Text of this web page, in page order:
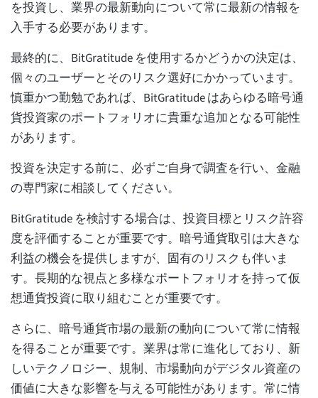
を投資し、業界の最新動向について常に最新の情報を
入手する必要があります。
最終的に、BitGratitude を使用するかどうかの決定は、
個々のユーザーとそのリスク選好にかかっています。
慎重かつ勤勉であれば、BitGratitude はあらゆる暗号通
貨投資家のポートフォリオに貴重な追加となる可能性
があります。
投資を決定する前に、必ずご自身で調査を行い、金融
の専門家に相談してください。
BitGratitude を検討する場合は、投資目標とリスク許容
度を評価することが重要です。暗号通貨取引は大きな
利益の機会を提供しますが、固有のリスクも伴いま
す。長期的な視点と多様なポートフォリオを持って仮
想通貨投資に取り組むことが重要です。
さらに、暗号通貨市場の最新の動向について常に情報
を得ることが重要です。業界は常に進化しており、新
しいテクノロジー、規制、市場動向がデジタル資産の
価値に大きな影響を与える可能性があります。常に情